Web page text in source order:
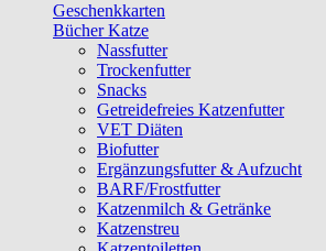
Geschenkkarten
Bücher Katze
Nassfutter
Trockenfutter
Snacks
Getreidefreies Katzenfutter
VET Diäten
Biofutter
Ergänzungsfutter & Aufzucht
BARF/Frostfutter
Katzenmilch & Getränke
Katzenstreu